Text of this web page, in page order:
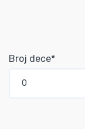
Broj dece*